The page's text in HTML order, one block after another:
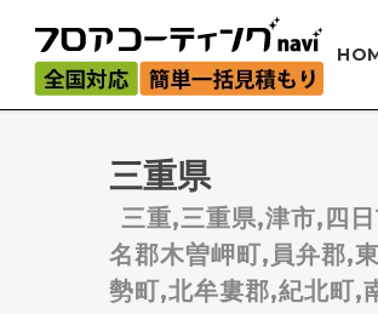
content
三重県
三重,三重県,津市,四
名郡木曽岬町,員弁郡,
勢町,北牟婁郡,紀北町,